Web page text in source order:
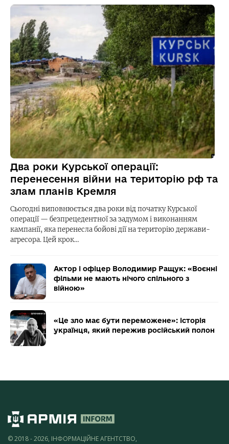
Два роки Курської операції:
перенесення війни на територію рф та
злам планів Кремля
Сьогодні виповнюється два роки від початку Курської
операції — безпрецедентної за задумом і виконанням
кампанії, яка перенесла бойові дії на територію держави-
агресора. Цей крок…
Актор і офіцер Володимир Ращук: «Воєнні
фільми не мають нічого спільного з
війною»
«Це зло має бути переможене»: історія
українця, який пережив російський полон
© 2018 - 2026, ІНФОРМАЦІЙНЕ АГЕНТСТВО,